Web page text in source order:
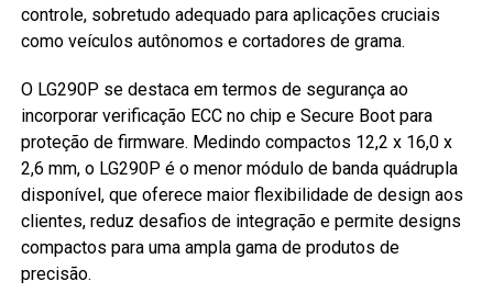
controle, sobretudo adequado para aplicações cruciais
como veículos autônomos e cortadores de grama.
O LG290P se destaca em termos de segurança ao
incorporar verificação ECC no chip e Secure Boot para
proteção de firmware. Medindo compactos 12,2 x 16,0 x
2,6 mm, o LG290P é o menor módulo de banda quádrupla
disponível, que oferece maior flexibilidade de design aos
clientes, reduz desafios de integração e permite designs
compactos para uma ampla gama de produtos de
precisão.